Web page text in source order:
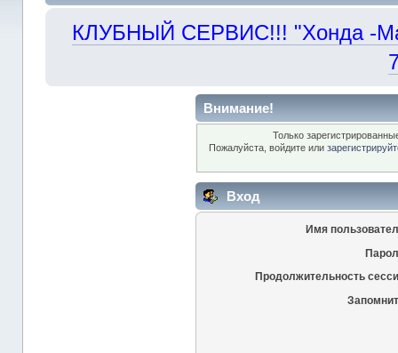
КЛУБНЫЙ СЕРВИС!!! "Хонда -
Внимание!
Только
Пожалуйста, войдите или
Вход
Имя
Продолжительность